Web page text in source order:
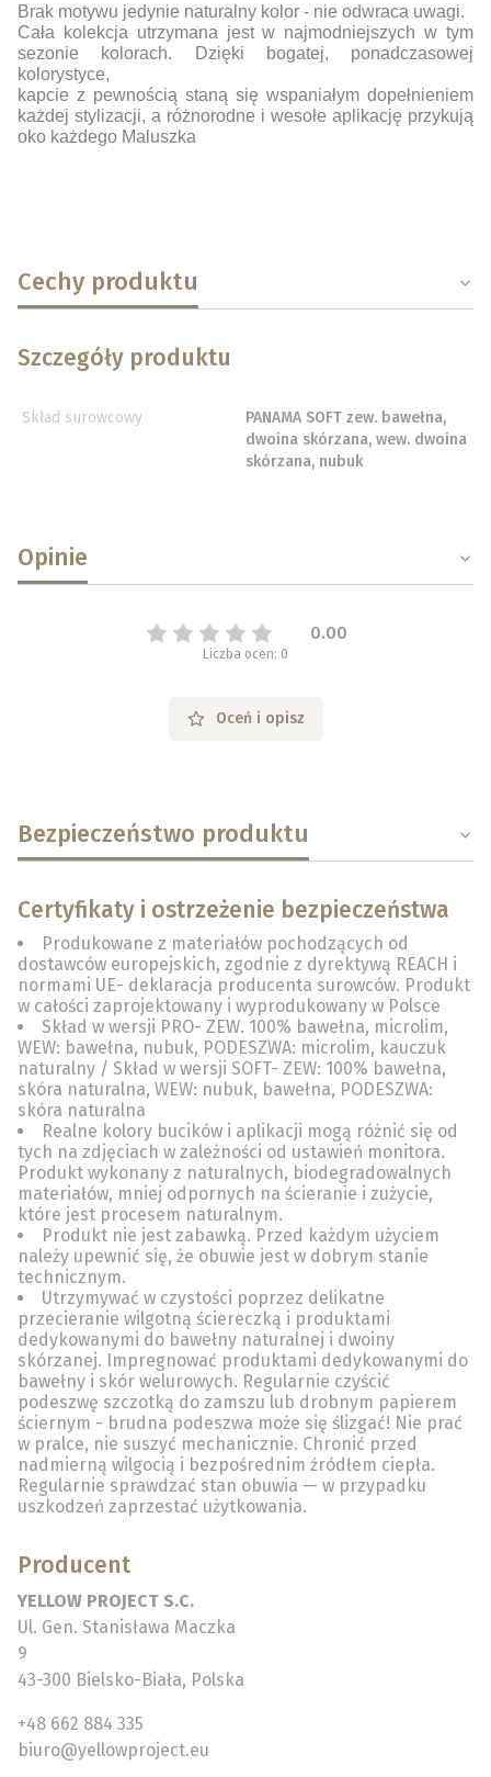
Brak motywu jedynie naturalny kolor - nie odwraca uwagi.
Cała kolekcja utrzymana jest w najmodniejszych w tym
sezonie kolorach. Dzięki bogatej, ponadczasowej
kolorystyce,
kapcie z pewnością staną się wspaniałym dopełnieniem
każdej stylizacji, a różnorodne i wesołe aplikację przykują
oko każdego Maluszka
Cechy produktu
Szczegóły produktu
Skład surowcowy
PANAMA SOFT zew. bawełna,
dwoina skórzana, wew. dwoina
skórzana, nubuk
Opinie
0.00
Liczba ocen: 0
Oceń i opisz
Bezpieczeństwo produktu
Certyfikaty i ostrzeżenie bezpieczeństwa
Produkowane z materiałów pochodzących od
dostawców europejskich, zgodnie z dyrektywą REACH i
normami UE- deklaracja producenta surowców. Produkt
w całości zaprojektowany i wyprodukowany w Polsce
Skład w wersji PRO- ZEW. 100% bawełna, microlim,
WEW: bawełna, nubuk, PODESZWA: microlim, kauczuk
naturalny / Skład w wersji SOFT- ZEW: 100% bawełna,
skóra naturalna, WEW: nubuk, bawełna, PODESZWA:
skóra naturalna
Realne kolory bucików i aplikacji mogą różnić się od
tych na zdjęciach w zależności od ustawień monitora.
Produkt wykonany z naturalnych, biodegradowalnych
materiałów, mniej odpornych na ścieranie i zużycie,
które jest procesem naturalnym.
Produkt nie jest zabawką. Przed każdym użyciem
należy upewnić się, że obuwie jest w dobrym stanie
technicznym.
Utrzymywać w czystości poprzez delikatne
przecieranie wilgotną ściereczką i produktami
dedykowanymi do bawełny naturalnej i dwoiny
skórzanej. Impregnować produktami dedykowanymi do
bawełny i skór welurowych. Regularnie czyścić
podeszwę szczotką do zamszu lub drobnym papierem
ściernym - brudna podeszwa może się ślizgać! Nie prać
w pralce, nie suszyć mechanicznie. Chronić przed
nadmierną wilgocią i bezpośrednim źródłem ciepła.
Regularnie sprawdzać stan obuwia — w przypadku
uszkodzeń zaprzestać użytkowania.
Producent
YELLOW PROJECT S.C.
Ul. Gen. Stanisława Maczka
9
43-300 Bielsko-Biała, Polska
+48 662 884 335
biuro@yellowproject.eu